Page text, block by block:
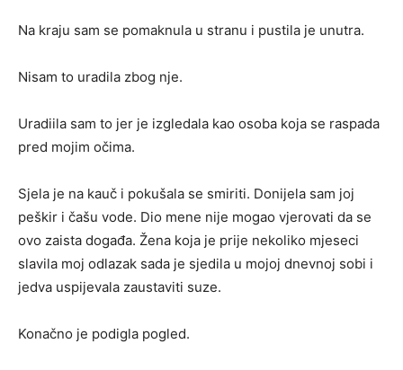
Na kraju sam se pomaknula u stranu i pustila je unutra.
Nisam to uradila zbog nje.
Uradiila sam to jer je izgledala kao osoba koja se raspada
pred mojim očima.
Sjela je na kauč i pokušala se smiriti. Donijela sam joj
peškir i čašu vode. Dio mene nije mogao vjerovati da se
ovo zaista događa. Žena koja je prije nekoliko mjeseci
slavila moj odlazak sada je sjedila u mojoj dnevnoj sobi i
jedva uspijevala zaustaviti suze.
Konačno je podigla pogled.